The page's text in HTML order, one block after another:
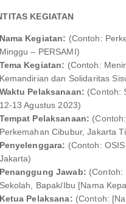
KEGIATAN
Nama Kegiatan: (Contoh:
Minggu – PERSAMI)
Tema Kegiatan: (Contoh:
Kemandirian dan Solidaritas
Waktu Pelaksanaan: (Contoh:
12-13 Agustus 2023)
Tempat Pelaksanaan:
Perkemahan Cibubur, Jakarta
Penyelenggara: (Contoh:
Jakarta)
Penanggung Jawab: (Contoh:
Sekolah, Bapak/Ibu [Nama
Ketua Pelaksana: (Contoh: